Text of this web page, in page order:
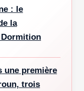
: le
la
une première
trois